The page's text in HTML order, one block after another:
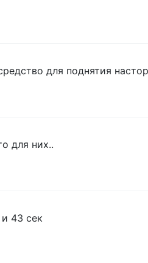
для поднятия
для них..
43 сек